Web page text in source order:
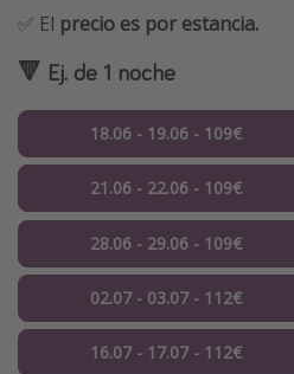
✅ El precio es por estancia.
🔻 Ej. de 1 noche
18.06 - 19.06 - 109€
21.06 - 22.06 - 109€
28.06 - 29.06 - 109€
02.07 - 03.07 - 112€
16.07 - 17.07 - 112€